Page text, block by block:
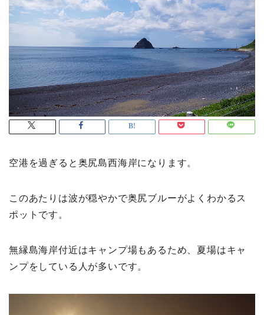
空港を過ぎると奥尻島西海岸になります。
このあたりは波が穏やかで奥尻ブルーがよくわかるス
ポットです。
無縁島海岸付近はキャンプ場もあるため、夏場はキャ
ンプをしている人が多いです。